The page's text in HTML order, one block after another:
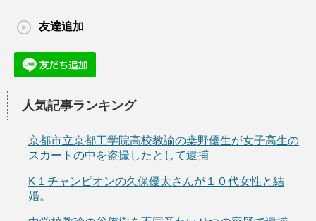
友達追加
人気記事ランキング
京都市立京都工学院高校教諭の桒野優生が女子高生の
スカートの中を盗撮したとして逮捕
K１チャンピオンの久保優太さんが１０代女性と結
婚。